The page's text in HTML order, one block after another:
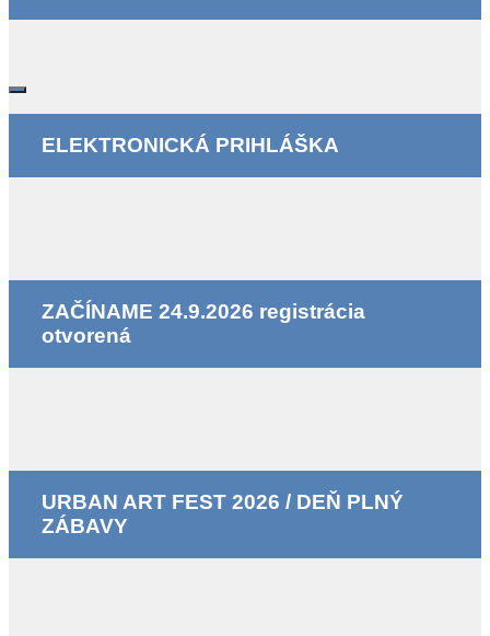
ELEKTRONICKÁ PRIHLÁŠKA
ZAČÍNAME 24.9.2026 registrácia
otvorená
URBAN ART FEST 2026 / DEŇ PLNÝ
ZÁBAVY